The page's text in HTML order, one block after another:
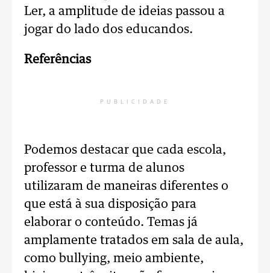
Ler, a amplitude de ideias passou a
jogar do lado dos educandos.
Referências
PUBLICIDADE
Podemos destacar que cada escola,
professor e turma de alunos
utilizaram de maneiras diferentes o
que está à sua disposição para
elaborar o conteúdo. Temas já
amplamente tratados em sala de aula,
como bullying, meio ambiente,